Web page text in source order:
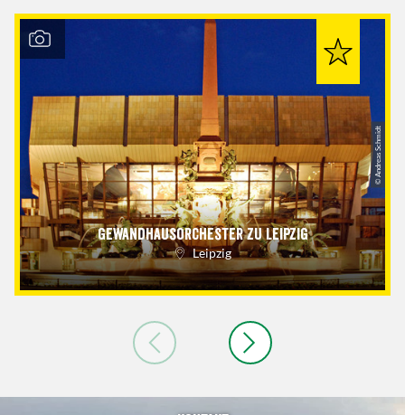
Gewandhausorchester zu Leipzig
Leipzig
© Andreas Schmidt